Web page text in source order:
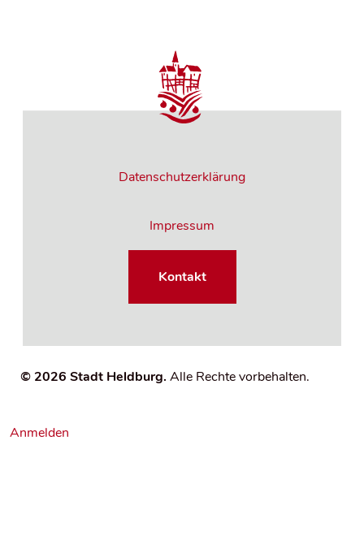
Datenschutzerklärung
Impressum
Kontakt
© 2026 Stadt Heldburg. Alle Rechte vorbehalten.
U
Anmelden